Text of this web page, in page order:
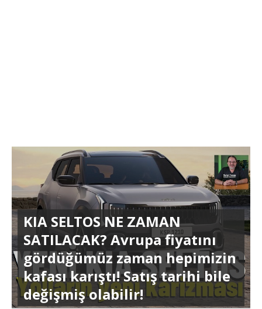
KIA SELTOS NE ZAMAN
SATILACAK? Avrupa fiyatını
gördüğümüz zaman hepimizin
kafası karıştı! Satış tarihi bile
değişmiş olabilir!